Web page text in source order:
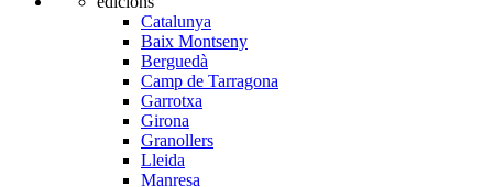
Catalunya
Baix Montseny
Berguedà
Camp de Tarragona
Garrotxa
Girona
Granollers
Lleida
Manresa